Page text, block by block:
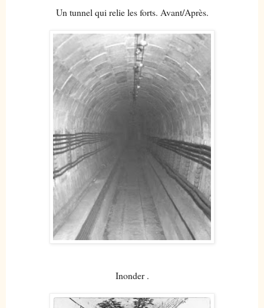
Un tunnel qui relie les forts. Avant/Après.
Inonder .